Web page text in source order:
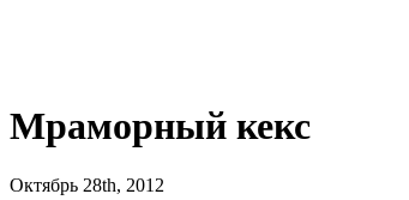
Мраморный кекс
Октябрь 28th, 2012